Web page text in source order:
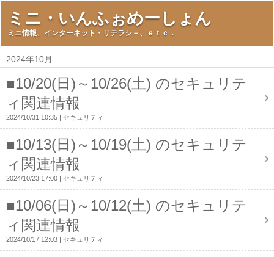
ミニ・いんふぉめーしょん
ミニ情報、インターネット・リテラシ－、ｅｔｃ．
2024年10月
■10/20(日)～10/26(土) のセキュリテ
ィ関連情報
2024/10/31 10:35 セキュリティ
■10/13(日)～10/19(土) のセキュリテ
ィ関連情報
2024/10/23 17:00 セキュリティ
■10/06(日)～10/12(土) のセキュリテ
ィ関連情報
2024/10/17 12:03 セキュリティ